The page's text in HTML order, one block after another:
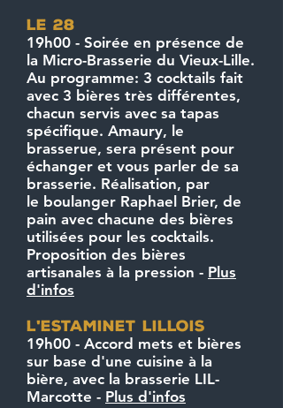
Le 28
19h00 - Soirée en présence de
la Micro-Brasserie du Vieux-Lille.
Au programme: 3 cocktails fait
avec 3 bières très différentes,
chacun servis avec sa tapas
spécifique. Amaury, le
brasserue, sera présent pour
échanger et vous parler de sa
brasserie. Réalisation, par
le boulanger Raphael Brier, de
pain avec chacune des bières
utilisées pour les cocktails.
Proposition des bières
artisanales à la pression - Plus
d'infos
l'estaminet lillois
19h00 - Accord mets et bières
sur base d'une cuisine à la
bière, avec la brasserie LIL-
Marcotte - Plus d'infos